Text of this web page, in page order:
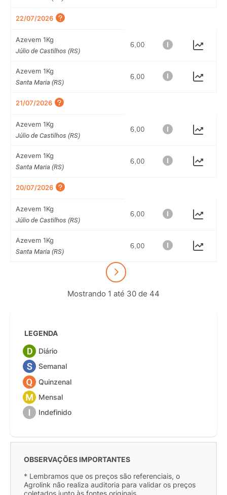
22/07/2026
Azevem 1Kg
Júlio de Castilhos (RS)
Azevem 1Kg
Santa Maria (RS)
21/07/2026
Azevem 1Kg
Júlio de Castilhos (RS)
Azevem 1Kg
Santa Maria (RS)
20/07/2026
Azevem 1Kg
Júlio de Castilhos (RS)
Azevem 1Kg
Santa Maria (RS)
Mostrando 1 até 30 de 44
LEGENDA
Diário
Semanal
Quinzenal
Mensal
Indefinido
OBSERVAÇÕES IMPORTANTES
* Lembramos que os preços são referenciais, o
Agrolink não realiza auditoria para validar os preços